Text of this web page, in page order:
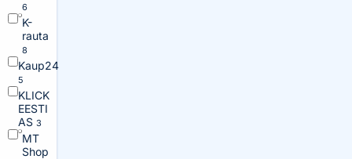
6
K-
rauta
8
Kaup24
5
KLICK
EESTI
AS 3
MT
Shop